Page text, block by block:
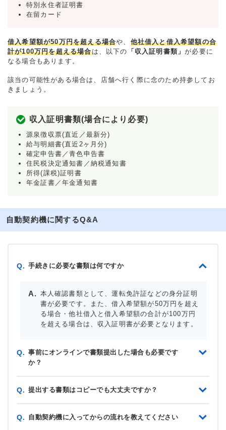
特別永住者証明書
在留カード
借入希望額が50万円を超える場合や、 他社借入と借入希望額の合
計が100万円を超える場合は、以下の 「収入証明書類」が必要に
なる場合もあります。
該当の可能性がある場合は、店舗へ行く際に念のため持参してお
きましょう。
収入証明書類(場合により必要)
源泉徴収票(直近／最新分)
給与明細書(直近2ヶ月分)
確定申告書／青色申告書
住民税決定通知書／納税通知書
所得(課税)証明書
年金証書／年金通知書
自動契約機に関するQ&A
Q. 手続きに必要な書類は何ですか
本人確認書類として、運転免許証などの身分証明
書が必要です。また、借入希望額が50万円を超え
る場合・他社借入と借入希望額の合計が100万円
を超える場合は、収入証明書が必要となります。
Q. 事前にオンラインで書類提出した場合も必要です
か？
Q. 提出する書類はコピーでも大丈夫ですか？
Q. 自動契約機に入ってからの流れを教えてください